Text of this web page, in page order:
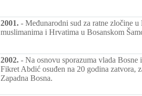
2001. - Međunarodni sud za ratne zločine
muslimanima i Hrvatima u Bosanskom
2002. - Na osnovu sporazuma vlada
Fikret Abdić osuđen na 20 godina zatvora,
Zapadna Bosna.